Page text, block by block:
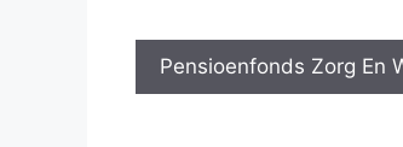
Pensioenfonds Zorg En